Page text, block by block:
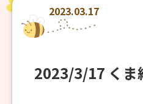
2023.03.17
2023/3/17 く